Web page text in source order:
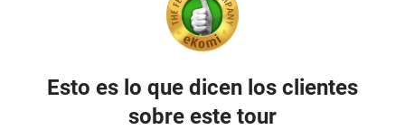
Esto es lo que dicen los clientes
sobre este tour